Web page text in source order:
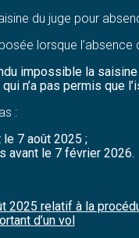
du juge pour
lorsque
impossible la saisine
n’a pas permis que
:
7 août 2025 ;
avant le 7 février 2026.
2025 relatif à la
d’un vol